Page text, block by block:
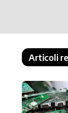
Articoli